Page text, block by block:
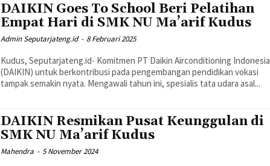
DAIKIN Goes To School Beri Pelatihan
Empat Hari di SMK NU Ma’arif Kudus
Admin Seputarjateng.id - 8 Februari 2025
Kudus, Seputarjateng.id- Komitmen PT Daikin Airconditioning Indonesia
(DAIKIN) untuk berkontribusi pada pengembangan pendidikan vokasi
tampak semakin nyata. Mengawali tahun ini, spesialis tata udara asal...
DAIKIN Resmikan Pusat Keunggulan di
SMK NU Ma’arif Kudus
Mahendra - 5 November 2024